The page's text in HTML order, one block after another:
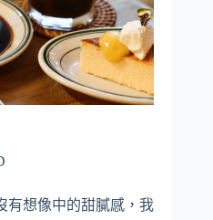
有想像中的甜膩感，我